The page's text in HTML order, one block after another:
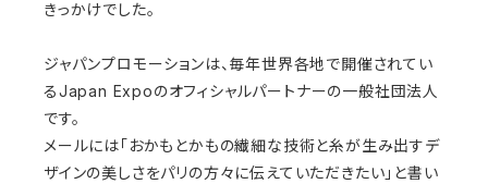
きっかけでした。
ジャパンプロモーションは、毎年世界各地で開催されてい
るJapan Expoのオフィシャルパートナーの一般社団法人
です。
メールには「おかもとかもの繊細な技術と糸が生み出すデ
ザインの美しさをパリの方々に伝えていただきたい」と書い